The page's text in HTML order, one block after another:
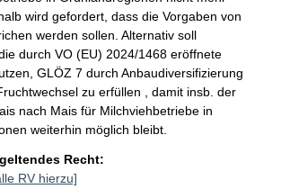
wird gefordert, dass die Vorgaben von
werden sollen. Alternativ soll
durch VO (EU) 2024/1468 eröffnete
GLÖZ 7 durch Anbaudiversifizierung
zu erfüllen , damit insb. der
nach Mais für Milchviehbetriebe in
weiterhin möglich bleibt.
Recht:
RV hierzu]